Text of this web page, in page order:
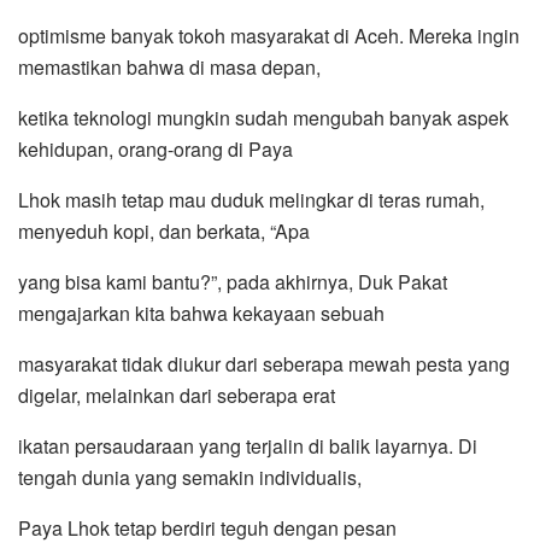
optimisme banyak tokoh masyarakat di Aceh. Mereka ingin
memastikan bahwa di masa depan,
ketika teknologi mungkin sudah mengubah banyak aspek
kehidupan, orang-orang di Paya
Lhok masih tetap mau duduk melingkar di teras rumah,
menyeduh kopi, dan berkata, “Apa
yang bisa kami bantu?”, pada akhirnya, Duk Pakat
mengajarkan kita bahwa kekayaan sebuah
masyarakat tidak diukur dari seberapa mewah pesta yang
digelar, melainkan dari seberapa erat
ikatan persaudaraan yang terjalin di balik layarnya. Di
tengah dunia yang semakin individualis,
Paya Lhok tetap berdiri teguh dengan pesan